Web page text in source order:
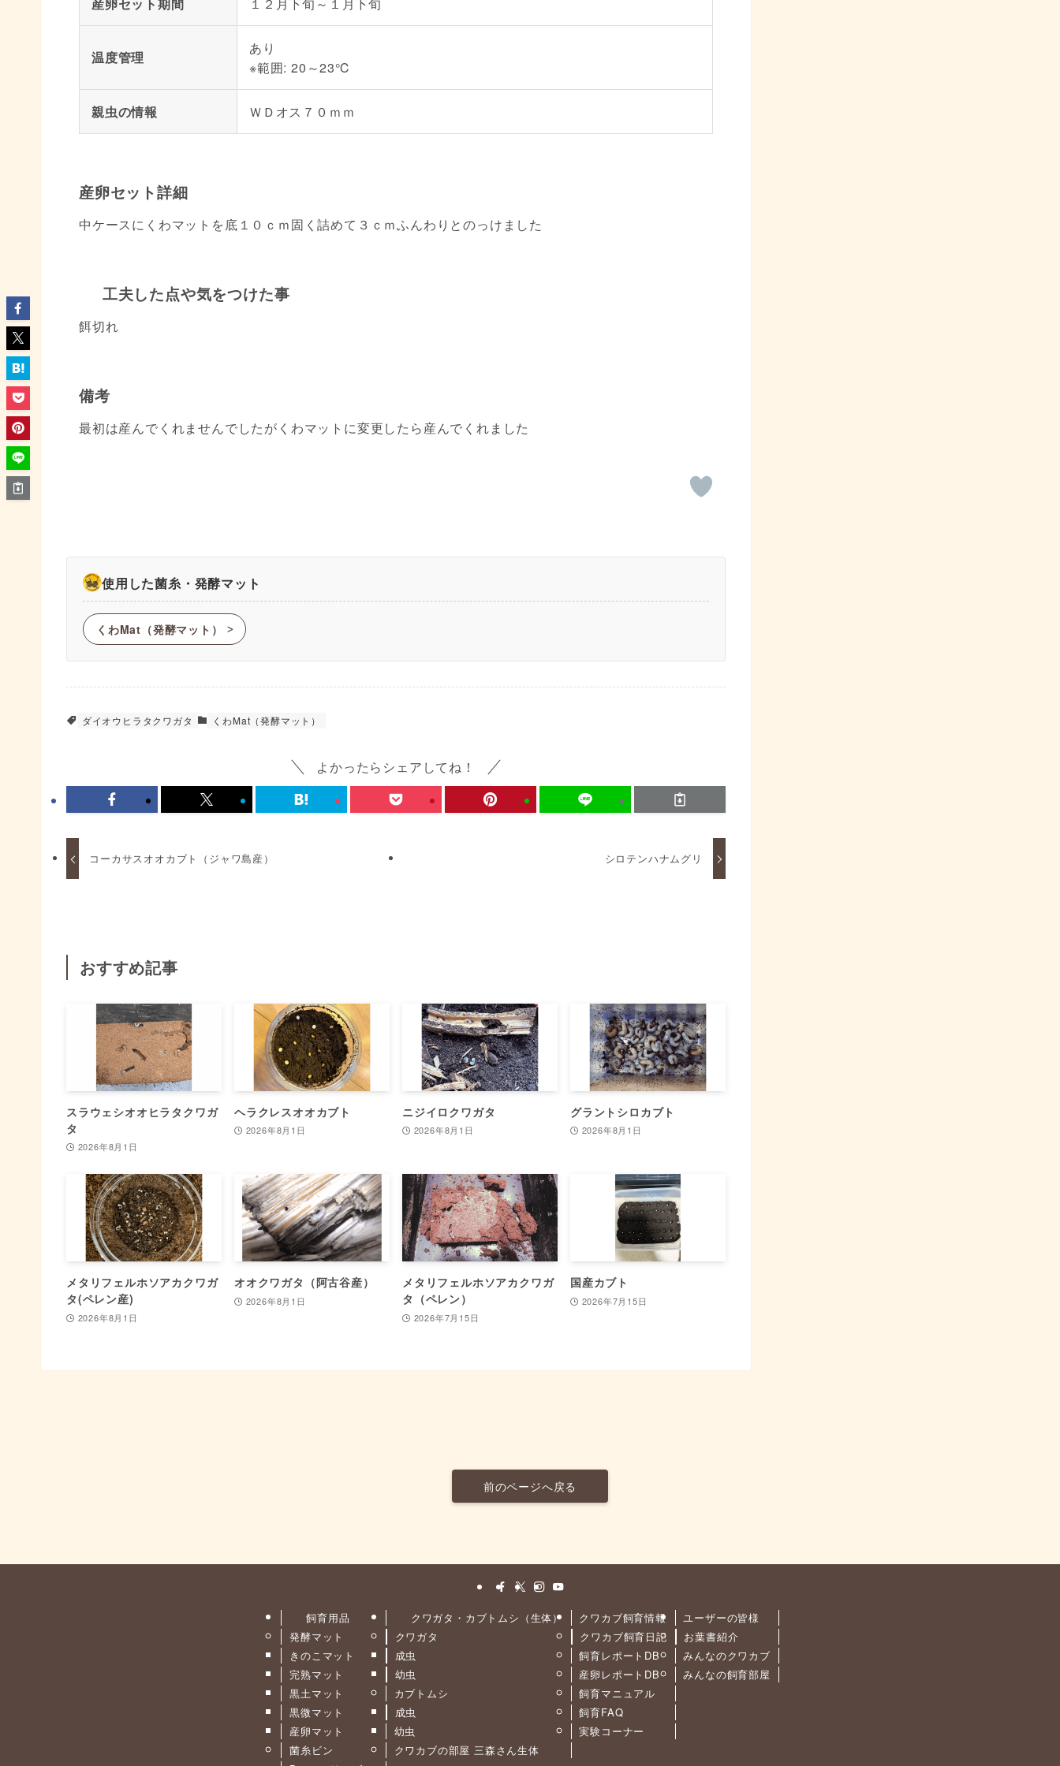
温度管理
あり
※範囲: 20～23℃
親虫の情報 ＷＤオス７０ｍｍ
産卵セット詳細
中ケースにくわマットを底１０ｃｍ固く詰めて３ｃｍふんわりとのっけました
工夫した点や気をつけた事
餌切れ
備考
最初は産んでくれませんでしたがくわマットに変更したら産んでくれました
使用した菌糸・発酵マット
くわMat（発酵マット） ᐳ
ダイオウヒラタクワガタ くわMat（発酵マット）
よかったらシェアしてね！
コーカサスオオカブト（ジャワ島産） シロテンハナムグリ
おすすめ記事
スラウェシオオヒラタクワガ
タ
2026年8月1日
ヘラクレスオオカブト
2026年8月1日
ニジイロクワガタ
2026年8月1日
グラントシロカブト
2026年8月1日
メタリフェルホソアカクワガ
タ(ペレン産)
2026年8月1日
オオクワガタ（阿古谷産）
2026年8月1日
メタリフェルホソアカクワガ
タ（ペレン）
2026年7月15日
国産カブト
2026年7月15日
前のページへ戻る
飼育用品
発酵マット
きのこマット
完熟マット
黒土マット
黒微マット
産卵マット
菌糸ビン
クワガタ・カブトムシ（生体）
クワガタ
成虫
幼虫
カブトムシ
成虫
幼虫
クワカブの部屋 三森さん生体
クワカブ飼育情報
クワカブ飼育日記
飼育レポートDB
産卵レポートDB
飼育マニュアル
飼育FAQ
実験コーナー
ユーザーの皆様
お葉書紹介
みんなのクワカブ
みんなの飼育部屋